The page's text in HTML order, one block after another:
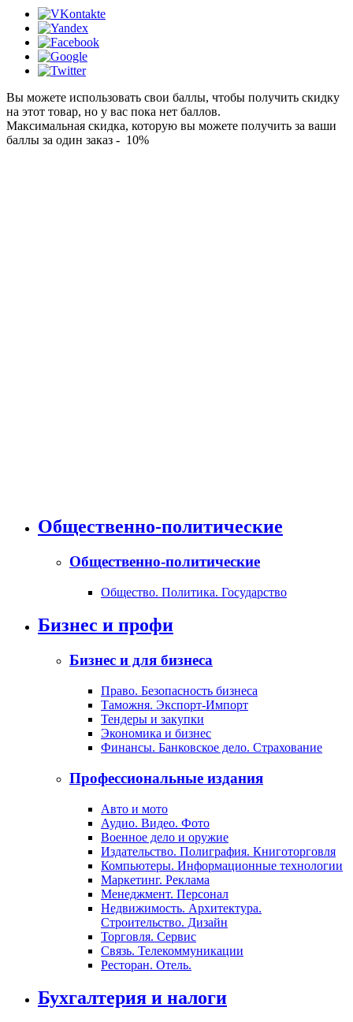
Вы можете использовать свои баллы, чтобы получить скидку
на этот товар, но у вас пока нет баллов.
Максимальная скидка, которую вы можете получить за ваши
баллы за один заказ - 10%
Общественно-политические
Общественно-политические
Общество. Политика. Государство
Бизнес и профи
Бизнес и для бизнеса
Право. Безопасность бизнеса
Таможня. Экспорт-Импорт
Тендеры и закупки
Экономика и бизнес
Финансы. Банковское дело. Страхование
Профессиональные издания
Авто и мото
Аудио. Видео. Фото
Военное дело и оружие
Издательство. Полиграфия. Книготорговля
Компьютеры. Информационные технологии
Маркетинг. Реклама
Менеджмент. Персонал
Недвижимость. Архитектура.
Строительство. Дизайн
Торговля. Сервис
Связь. Телекоммуникации
Ресторан. Отель.
Бухгалтерия и налоги